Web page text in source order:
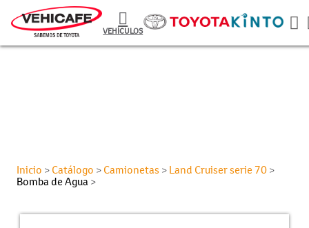
VEHÍCULOS
Inicio > Catálogo > Camionetas > Land Cruiser serie 70 >
Bomba de Agua >